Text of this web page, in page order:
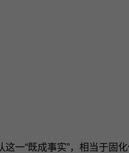
一“既成事实”，相当于固